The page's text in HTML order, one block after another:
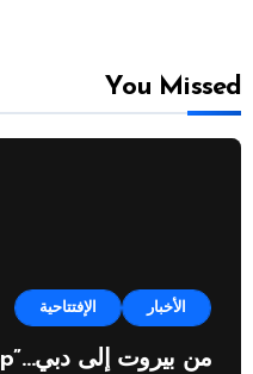
You Missed
الأخبار الإفتتاحية